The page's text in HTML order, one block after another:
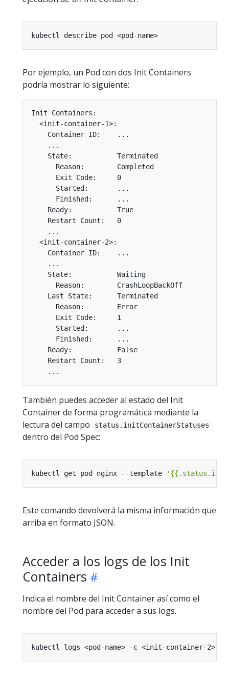
Por ejemplo, un Pod con dos Init Containers
podría mostrar lo siguiente:
Init Containers:
  <init-container-1>:
    Container ID:    ...
    ...
    State:           Terminated
      Reason:        Completed
      Exit Code:     0
      Started:       ...
      Finished:      ...
    Ready:           True
    Restart Count:   0
    ...
  <init-container-2>:
    Container ID:    ...
    ...
    State:           Waiting
      Reason:        CrashLoopBackOff
    Last State:      Terminated
      Reason:        Error
      Exit Code:     1
      Started:       ...
      Finished:      ...
    Ready:           False
    Restart Count:   3
También puedes acceder al estado del Init
Container de forma programática mediante la
lectura del campo
status.initContainerStatuses
dentro del Pod Spec:
kubectl get pod nginx --template
Este comando devolverá la misma información que
arriba en formato JSON.
Acceder a los logs de los Init
Containers
Indica el nombre del Init Container así como el
nombre del Pod para acceder a sus logs.